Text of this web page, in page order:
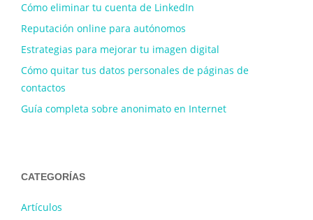
Cómo eliminar tu cuenta de LinkedIn
Reputación online para autónomos
Estrategias para mejorar tu imagen digital
Cómo quitar tus datos personales de páginas de
contactos
Guía completa sobre anonimato en Internet
CATEGORÍAS
Artículos